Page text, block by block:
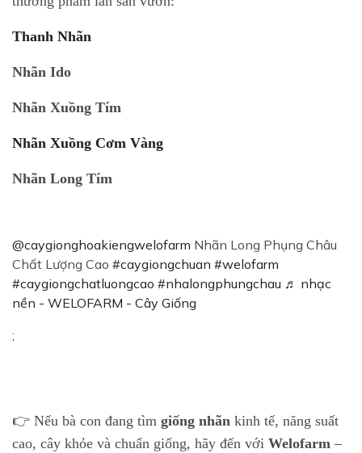
Thanh Nhãn
Nhãn Ido
Nhãn Xuồng Tím
Nhãn Xuồng Cơm Vàng
Nhãn Long Tím
@caygionghoakiengwelofarm Nhãn Long Phụng Châu
Chất Lượng Cao #caygiongchuan #welofarm
#caygiongchatluongcao #nhalongphungchau ♬ nhạc
nền - WELOFARM - Cây Giống
;
👉 Nếu bà con đang tìm giống nhãn kinh tế, năng suất
cao, cây khỏe và chuẩn giống, hãy đến với Welofarm –